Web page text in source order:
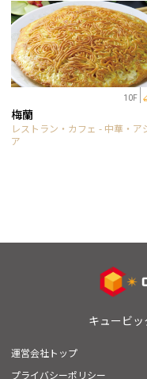
10F
梅蘭
レストラン・カフェ - 中華・ア
ア
キュービ
運営会社トップ
プライバシーポリシー